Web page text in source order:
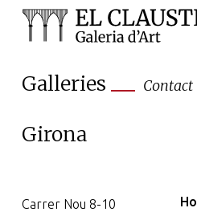
Galleries Contact
Girona
Carrer Nou 8-10